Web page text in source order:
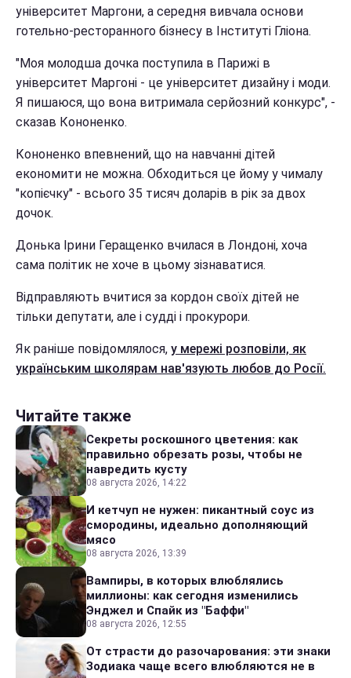
університет Маргони, а середня вивчала основи
готельно-ресторанного бізнесу в Інституті Гліона.
"Моя молодша дочка поступила в Парижі в
університет Маргоні - це університет дизайну і моди.
Я пишаюся, що вона витримала серйозний конкурс", -
сказав Кононенко.
Кононенко впевнений, що на навчанні дітей
економити не можна. Обходиться це йому у чималу
"копієчку" - всього 35 тисяч доларів в рік за двох
дочок.
Донька Ірини Геращенко вчилася в Лондоні, хоча
сама політик не хоче в цьому зізнаватися.
Відправляють вчитися за кордон своїх дітей не
тільки депутати, але і судді і прокурори.
Як раніше повідомлялося, у мережі розповіли, як
українським школярам нав'язують любов до Росії.
Читайте также
Секреты роскошного цветения: как
правильно обрезать розы, чтобы не
навредить кусту
08 августа 2026, 14:22
И кетчуп не нужен: пикантный соус из
смородины, идеально дополняющий
мясо
08 августа 2026, 13:39
Вампиры, в которых влюблялись
миллионы: как сегодня изменились
Энджел и Спайк из "Баффи"
08 августа 2026, 12:55
От страсти до разочарования: эти знаки
Зодиака чаще всего влюбляются не в